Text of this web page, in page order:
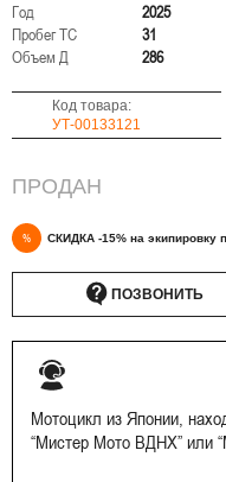
Год
2025
Пробег ТС
31
Объем Д
286
Код товара:
УТ-00133121
ПРОДАН
% СКИДКА -15% на экипировку
ПОЗВОНИТЬ
Мотоцикл из Японии,
“Мистер Мото ВДНХ” или